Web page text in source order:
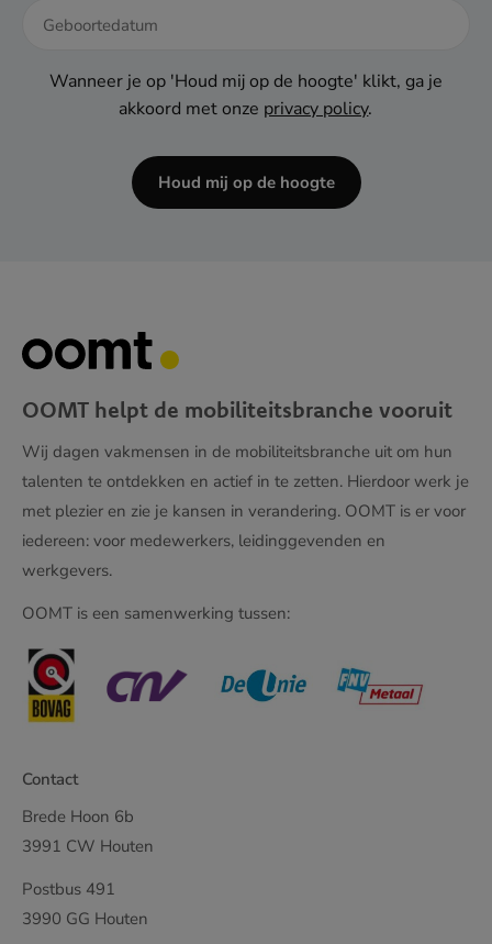
DD
Wanneer je op 'Houd mij op de hoogte' klikt, ga je
akkoord met onze privacy policy.
Houd mij op de hoogte
OOMT helpt de mobiliteitsbranche vooruit
Wij dagen vakmensen in de mobiliteitsbranche uit om hun
talenten te ontdekken en actief in te zetten. Hierdoor werk je
met plezier en zie je kansen in verandering. OOMT is er voor
iedereen: voor medewerkers, leidinggevenden en
werkgevers.
OOMT is een samenwerking tussen:
Contact
Brede Hoon 6b
3991 CW Houten
Postbus 491
3990 GG Houten